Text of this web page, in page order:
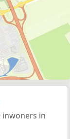
in